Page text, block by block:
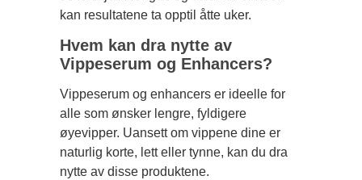
kan resultatene ta opptil åtte uker.
Hvem kan dra nytte av
Vippeserum og Enhancers?
Vippeserum og enhancers er ideelle for
alle som ønsker lengre, fyldigere
øyevipper. Uansett om vippene dine er
naturlig korte, lett eller tynne, kan du dra
nytte av disse produktene.